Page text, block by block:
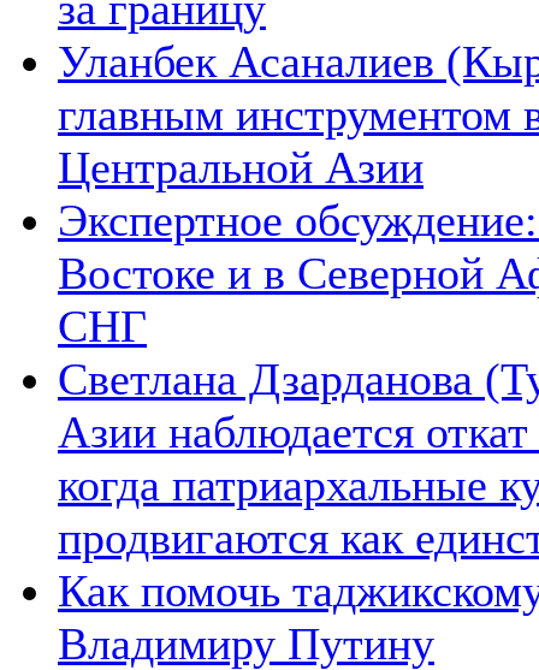
Уланбек Асаналиев
главным инструментом
Центральной Азии
Экспертное
Востоке и в Северной
СНГ
Светлана Дзарданова
Азии наблюдается
когда патриархальные
продвигаются как
Как помочь
Владимиру Путину